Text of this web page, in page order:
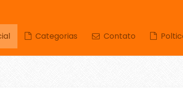
Categorias Contato